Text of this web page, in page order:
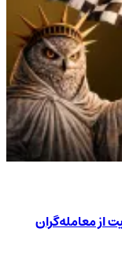
از معامله‌گران